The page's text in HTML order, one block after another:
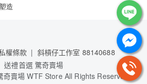
造
權條款
斜槓仔工作室 88140688
送禮首選 驚奇賣場
賣場 WTF Store All Rights Reserved.